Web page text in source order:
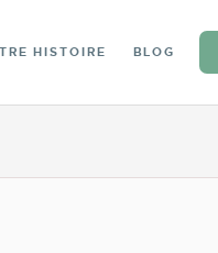
HISTOIRE BLOG